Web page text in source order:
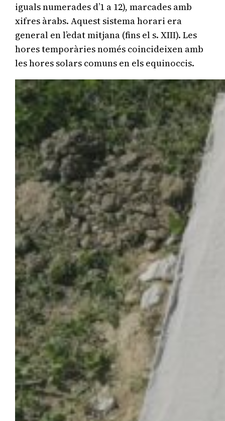
iguals numerades d’1 a 12), marcades amb
xifres àrabs. Aquest sistema horari era
general en l’edat mitjana (fins el s. XIII). Les
hores temporàries només coincideixen amb
les hores solars comuns en els equinoccis.